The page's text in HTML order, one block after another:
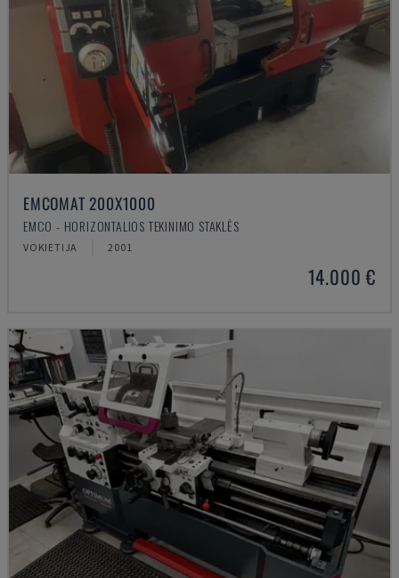
EMCOMAT 200X1000
EMCO - HORIZONTALIOS TEKINIMO STAKLĖS
VOKIETIJA 2001
14.000 €